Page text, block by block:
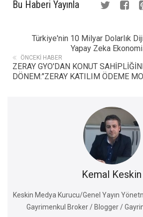
Bu Haberi Yayınla
Türkiye'nin 10 Milyar Dolarlık
Yapay Zeka
ÖNCEKI HABER
ZERAY GYO'DAN KONUT
DÖNEM:"ZERAY KATILIM ÖDEME
Kemal Keskin
Keskin Medya Kurucu/Genel Yayın
Gayrimenkul Broker / Blogger /